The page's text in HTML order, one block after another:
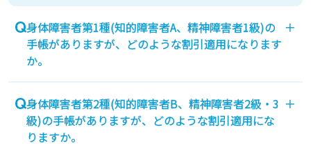
します。
例：4/29、4/30の予約開始日は、3/1になります。
但し、うるう年の場合の4/29の予約開始日は2/29に
なります。
尚、インターネット予約のゴールドランク以上の会
員様は、2ヶ月+1日前の日の午前9時よりインターネ
ット予約開を始いたします。
（復路も同条件での受付となります）
身体障害者第1種(知的障害者A、精神障害者1級)の
手帳がありますが、どのような割引適用になります
か。
＋
ご本人及び介護者1名の旅客運賃、どちらかが運転
する自動車航送運賃(1台)が定価より50％割引とな
ります。
身体障害者第2種(知的障害者B、精神障害者2級・3
級)の手帳がありますが、どのような割引適用にな
りますか。
＋